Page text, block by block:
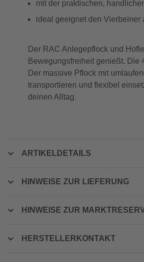
mit der praktischen,
ideal geeignet den Vierbeiner
Der RAC Anlegepflock und
Bewegungsfreiheit genießt. Die
Der massive Pflock mit
transportieren und flexibel
deinen Alltag.
ARTIKELDETAILS
HINWEISE ZUR LIEFERUNG
HINWEISE ZUR
HERSTELLERKONTAKT